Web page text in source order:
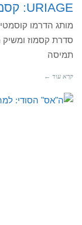
URIAGE: קסמוז פסו
תמיסה
קרא עוד ←